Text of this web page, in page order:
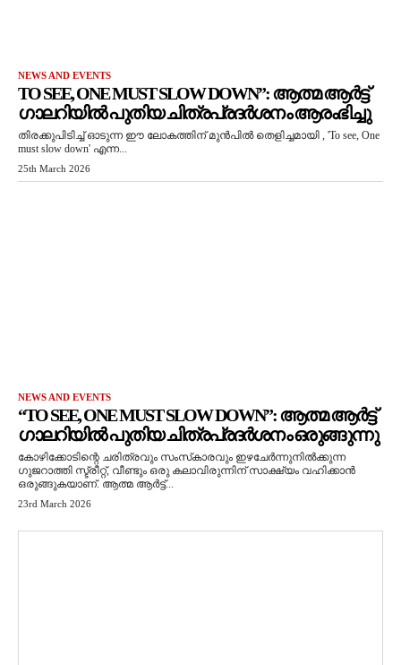
NEWS AND EVENTS
TO SEE, ONE MUST SLOW DOWN”: ആത്മ ആർട്ട്
ഗാലറിയിൽ പുതിയ ചിത്രപ്രദർശനം ആരംഭിച്ചു
തിരക്കുപിടിച്ച് ഓടുന്ന ഈ ലോകത്തിന് മുൻപിൽ തെളിച്ചമായി , 'To see, One
must slow down' എന്ന...
25th March 2026
NEWS AND EVENTS
“TO SEE, ONE MUST SLOW DOWN”: ആത്മ ആർട്ട്
ഗാലറിയിൽ പുതിയ ചിത്രപ്രദർശനം ഒരുങ്ങുന്നു
കോഴിക്കോടിന്റെ ചരിത്രവും സംസ്‌കാരവും ഇഴചേർന്നുനിൽക്കുന്ന
ഗുജറാത്തി സ്ട്രീറ്റ്, വീണ്ടും ഒരു കലാവിരുന്നിന് സാക്ഷ്യം വഹിക്കാൻ
ഒരുങ്ങുകയാണ്. ആത്മ ആർട്ട്...
23rd March 2026